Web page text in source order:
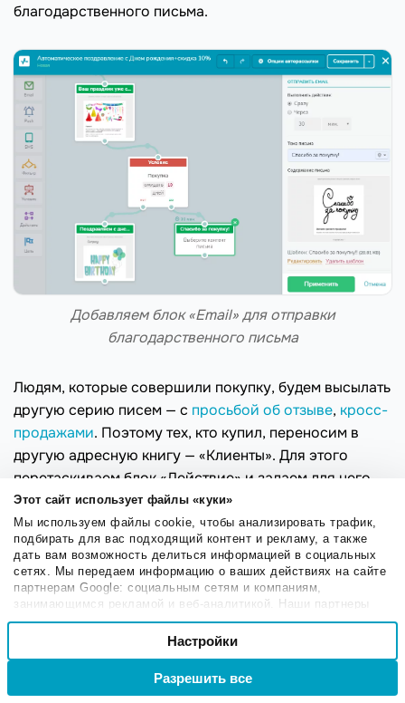
Этот сайт использует файлы «куки»
Мы используем файлы cookie, чтобы анализировать трафик,
подбирать для вас подходящий контент и рекламу, а также
дать вам возможность делиться информацией в социальных
сетях. Мы передаем информацию о ваших действиях на сайте
партнерам Google: социальным сетям и компаниям,
занимающимся рекламой и веб-аналитикой. Наши партнеры
могут комбинировать эти сведения с предоставленной вами
информацией, а также данными, которые они получили при
использовании вами их сервисов.
Выбор
Настроечные
Настройки
Разрешить все
благодарственного письма.
Добавляем блок «Email» для отправки
благодарственного письма
Людям, которые совершили покупку, будем высылать
другую серию писем — с просьбой об отзыве, кросс-
продажами. Поэтому тех, кто купил, переносим в
другую адресную книгу — «Клиенты». Для этого
перетаскиваем блок «Действие» и задаем для него
параметры: